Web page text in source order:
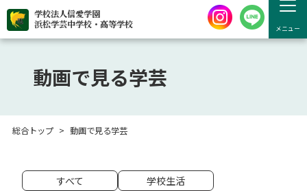
学校法人信愛学園
浜松学芸中学校・高等学校
メニュー
動画で見る学芸
総合トップ 動画で見る学芸
すべて
学校生活